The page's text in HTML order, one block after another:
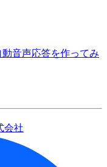
音声応答を作ってみ
会社